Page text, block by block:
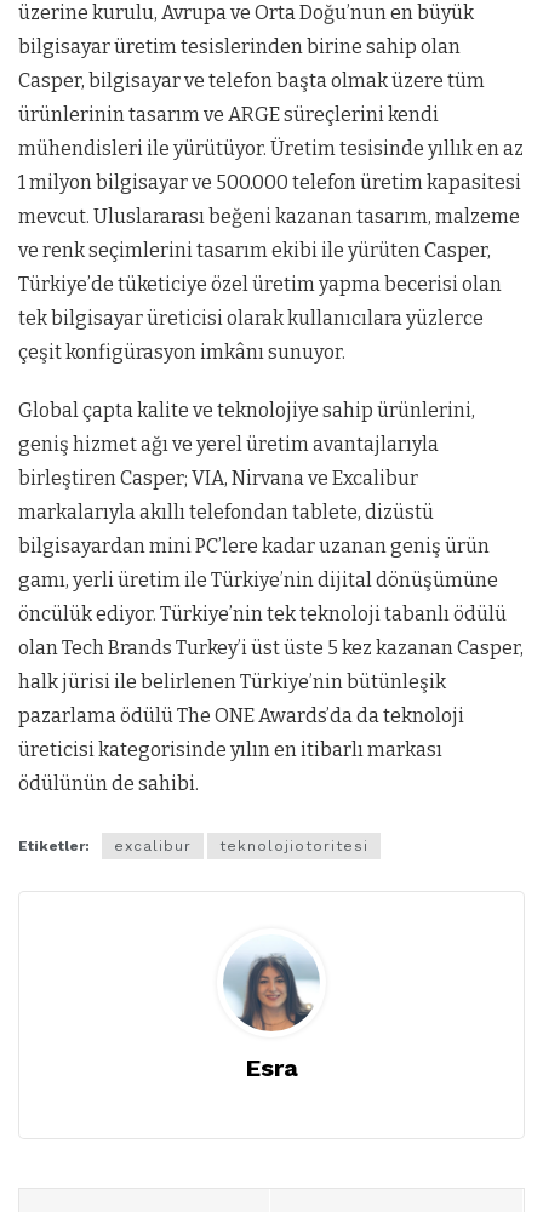
üzerine kurulu, Avrupa ve Orta Doğu’nun en büyük
bilgisayar üretim tesislerinden birine sahip olan
Casper, bilgisayar ve telefon başta olmak üzere tüm
ürünlerinin tasarım ve ARGE süreçlerini kendi
mühendisleri ile yürütüyor. Üretim tesisinde yıllık en az
1 milyon bilgisayar ve 500.000 telefon üretim kapasitesi
mevcut. Uluslararası beğeni kazanan tasarım, malzeme
ve renk seçimlerini tasarım ekibi ile yürüten Casper,
Türkiye’de tüketiciye özel üretim yapma becerisi olan
tek bilgisayar üreticisi olarak kullanıcılara yüzlerce
çeşit konfigürasyon imkânı sunuyor.
Global çapta kalite ve teknolojiye sahip ürünlerini,
geniş hizmet ağı ve yerel üretim avantajlarıyla
birleştiren Casper; VIA, Nirvana ve Excalibur
markalarıyla akıllı telefondan tablete, dizüstü
bilgisayardan mini PC’lere kadar uzanan geniş ürün
gamı, yerli üretim ile Türkiye’nin dijital dönüşümüne
öncülük ediyor. Türkiye’nin tek teknoloji tabanlı ödülü
olan Tech Brands Turkey’i üst üste 5 kez kazanan Casper,
halk jürisi ile belirlenen Türkiye’nin bütünleşik
pazarlama ödülü The ONE Awards’da da teknoloji
üreticisi kategorisinde yılın en itibarlı markası
ödülünün de sahibi.
Etiketler: excalibur teknolojiotoritesi
Esra